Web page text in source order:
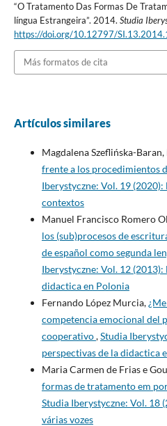
“O Tratamento Das Formas De
língua Estrangeira”. 2014. Studia
https://doi.org/10.12797/
Más formatos de cita
Artículos similares
Magdalena Szeflińska-
frente a los procedimientos
Iberystyczne: Vol. 19 (2020):
contextos
Manuel Francisco Romero
los (sub)procesos de
de español como segunda
Iberystyczne: Vol. 12
didactica en Polonia
Fernando López Murcia,
competencia emocional del
cooperativo,Studia
perspectivas de la didactica
Maria Carmen de Frias e
formas de tratamento em
Studia Iberystyczne: Vol. 18
várias vozes